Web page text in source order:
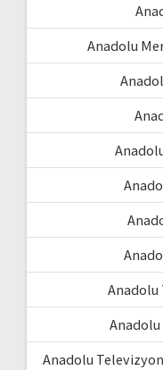
Anadolu
Anadolu
Anadolu